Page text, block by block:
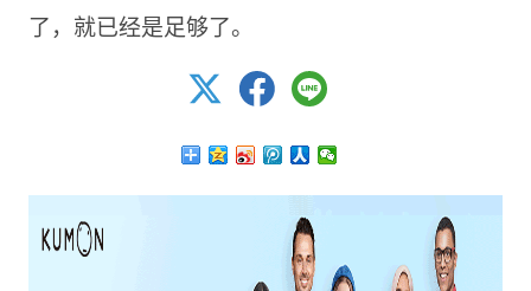
了，就已经是足够了。